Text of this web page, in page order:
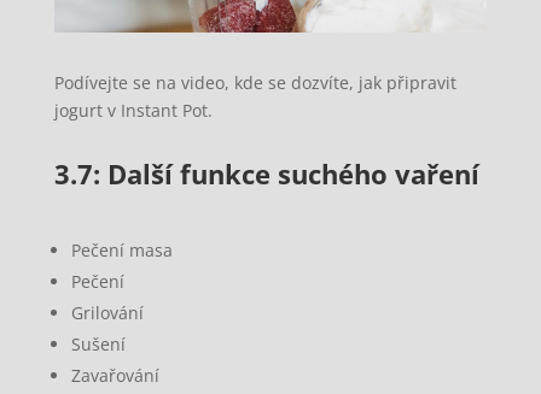
Podívejte se na video, kde se dozvíte, jak připravit
jogurt v Instant Pot.
3.7: Další funkce suchého vaření
Pečení masa
Pečení
Grilování
Sušení
Zavařování